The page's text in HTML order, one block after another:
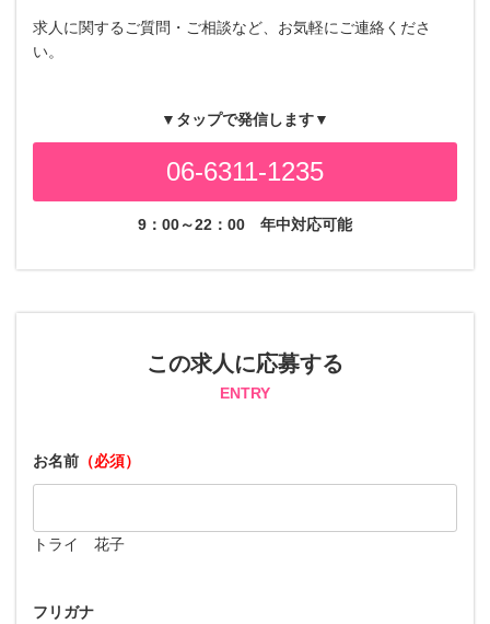
求人に関するご質問・ご相談など、お気軽にご連絡くださ
い。
▼タップで発信します▼
06-6311-1235
9：00～22：00 年中対応可能
この求人に応募する
ENTRY
お名前 （必須）
トライ 花子
フリガナ